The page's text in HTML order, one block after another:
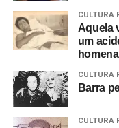
CULTURA
Aquela
um
CULTURA
Barra
CULTURA